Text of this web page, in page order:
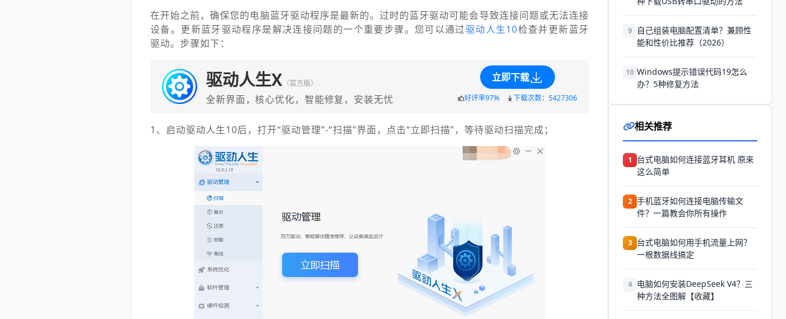
在开始之前，确保您的电脑蓝牙驱动程序是最新的。过时的蓝牙驱动可能会导致连接问题或无法连接
设备。更新蓝牙驱动程序是解决连接问题的一个重要步骤。您可以通过驱动人生10检查并更新蓝牙
驱动。步骤如下：
驱动人生X （官方版）
全新界面，核心优化，智能修复，安装无忧
立即下载
好评率97% 下载次数：5427306
1、启动驱动人生10后，打开“驱动管理”-“扫描”界面，点击“立即扫描”，等待驱动扫描完成；
9
自己组装电脑配置清单？兼顾性
能和性价比推荐（2026）
10 Windows提示错误代码19怎么
办？5种修复方法
相关推荐
1
台式电脑如何连接蓝牙耳机 原来
这么简单
2 手机蓝牙如何连接电脑传输文
件？一篇教会你所有操作
3 台式电脑如何用手机流量上网？
一根数据线搞定
4 电脑如何安装DeepSeek V4？三
种方法全图解【收藏】